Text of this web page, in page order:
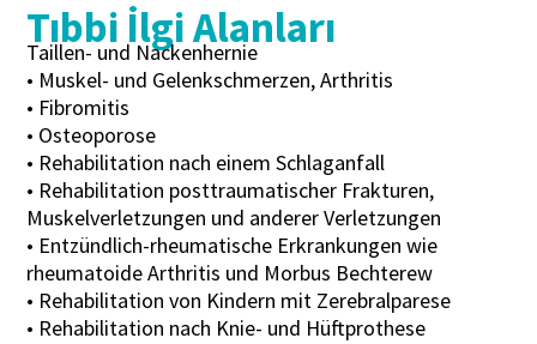
Tıbbi İlgi Alanları
Taillen- und Nackenhernie
• Muskel- und Gelenkschmerzen, Arthritis
• Fibromitis
• Osteoporose
• Rehabilitation nach einem Schlaganfall
• Rehabilitation posttraumatischer Frakturen,
Muskelverletzungen und anderer Verletzungen
• Entzündlich-rheumatische Erkrankungen wie
rheumatoide Arthritis und Morbus Bechterew
• Rehabilitation von Kindern mit Zerebralparese
• Rehabilitation nach Knie- und Hüftprothese